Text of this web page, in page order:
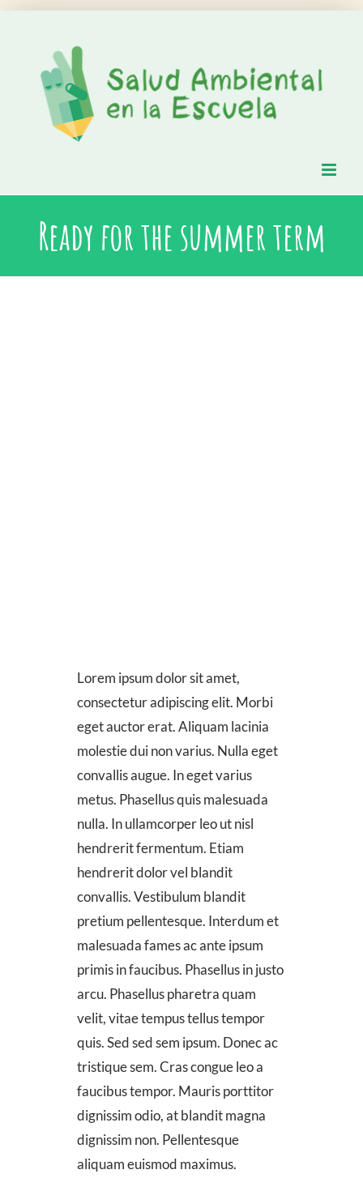
contenido
Ready for the summer term
Lorem ipsum dolor sit amet,
consectetur adipiscing elit. Morbi
eget auctor erat. Aliquam lacinia
molestie dui non varius. Nulla eget
convallis augue. In eget varius
metus. Phasellus quis malesuada
nulla. In ullamcorper leo ut nisl
hendrerit fermentum. Etiam
hendrerit dolor vel blandit
convallis. Vestibulum blandit
pretium pellentesque. Interdum et
malesuada fames ac ante ipsum
primis in faucibus. Phasellus in justo
arcu. Phasellus pharetra quam
velit, vitae tempus tellus tempor
quis. Sed sed sem ipsum. Donec ac
tristique sem. Cras congue leo a
faucibus tempor. Mauris porttitor
dignissim odio, at blandit magna
dignissim non. Pellentesque
aliquam euismod maximus.